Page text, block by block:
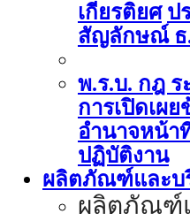
เกียรติยศ ป
สัญลักษณ์ ธ
พ.ร.บ. กฎ ร
การเปิดเผ
อำนาจหน้า
ปฏิบัติงาน
ผลิตภัณฑ์และบ
ผลิตภัณฑ์